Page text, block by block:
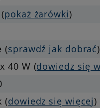
pokaż żarówki)
(sprawdź jak dobrać)
40 W (dowiedz się
(dowiedz się więcej)